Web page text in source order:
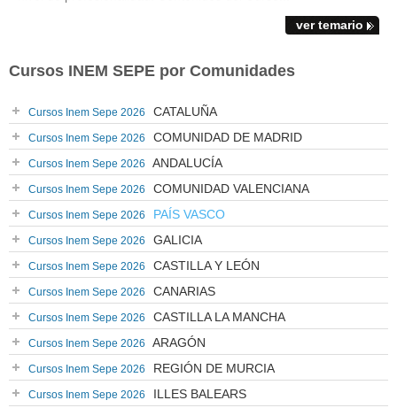
ver temario
Cursos INEM SEPE por Comunidades
Cursos Inem Sepe 2026 CATALUÑA
Cursos Inem Sepe 2026 COMUNIDAD DE MADRID
Cursos Inem Sepe 2026 ANDALUCÍA
Cursos Inem Sepe 2026 COMUNIDAD VALENCIANA
Cursos Inem Sepe 2026 PAÍS VASCO
Cursos Inem Sepe 2026 GALICIA
Cursos Inem Sepe 2026 CASTILLA Y LEÓN
Cursos Inem Sepe 2026 CANARIAS
Cursos Inem Sepe 2026 CASTILLA LA MANCHA
Cursos Inem Sepe 2026 ARAGÓN
Cursos Inem Sepe 2026 REGIÓN DE MURCIA
Cursos Inem Sepe 2026 ILLES BALEARS